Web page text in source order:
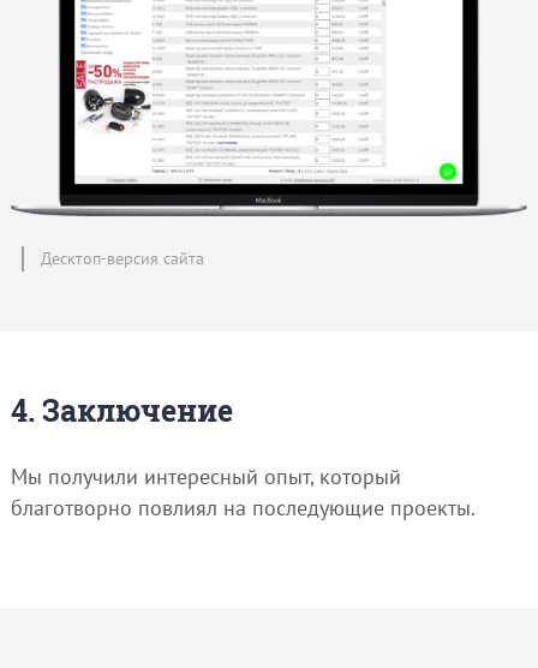
Десктоп-версия сайта
4. Заключение
Мы получили интересный опыт, который
благотворно повлиял на последующие проекты.